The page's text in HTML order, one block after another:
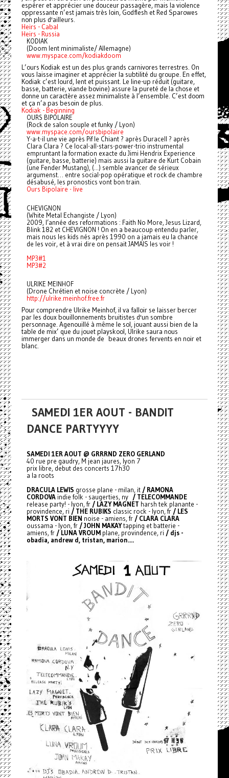
espérer et apprécier une douceur passagère, mais la violence
oppressante n’est jamais très loin, Godflesh et Red Sparowes
non plus d'ailleurs.
Heirs - Cabal
Heirs - Russia
KODIAK
(Doom lent minimaliste/ Allemagne)
www.myspace.com/kodiakdoom
L’ours Kodiak est un des plus grands carnivores terrestres. On
vous laisse imaginer et apprécier la subtilité du groupe. En effet,
Kodiak c’est lourd, lent et puissant. Le line-up réduit (guitare,
basse, batterie, viande bovine) assure la pureté de la chose et
donne un caractère assez minimaliste à l’ensemble. C’est doom
et ça n’a pas besoin de plus.
Kodiak - Beginning
OURS BIPOLAIRE
(Rock de salon souple et funky / Lyon)
www.myspace.com/oursbipolaire
Y-a-t-il une vie après Pif le Chiant ? après Duracell ? après
Clara Clara ? Ce local-all-stars-power-trio instrumental
empruntant la formation exacte du Jimi Hendrix Experience
(guitare, basse, batterie) mais aussi la guitare de Kurt Cobain
(une Fender Mustang), (...) semble avancer de sérieux
argumenst… entre social-pop opératique et rock de chambre
désabusé, les pronostics vont bon train.
Ours Bipolaire - live
CHEVIGNON
(White Metal Echangiste / Lyon)
2009, l’année des reformations : Faith No More, Jesus Lizard,
Blink 182 et CHEVIGNON ! On en a beaucoup entendu parler,
mais nous les kids nés après 1990 on a jamais eu la chance
de les voir, et à vrai dire on pensait JAMAIS les voir !
MP3#1
MP3#2
ULRIKE MEINHOF
(Drone Chrétien et noise concrète / Lyon)
http://ulrike.meinhof.free.fr
Pour comprendre Ulrike Meinhof, il va falloir se laisser bercer
par les doux bouillonnements bruitistes d'un sombre
personnage. Agenouillé à même le sol, jouant aussi bien de la
table de mix’ que du jouet playskool, Ulrike saura nous
immerger dans un monde de beaux drones fervents en noir et
blanc.
SAMEDI 1ER AOUT - BANDIT
DANCE PARTYYYY
SAMEDI 1ER AOUT @ GRRRND ZERO GERLAND
40 rue pre gaudry, M jean jaures, lyon 7
prix libre, debut des concerts 17h30
a la roots
DRACULA LEWIS grosse plane - milan, it / RAMONA
CORDOVA indie folk - saugerties, ny / TELECOMMANDE
release party! - lyon, fr / LAZY MAGNET harsh tek planante -
provindence, ri / THE RUBIKS classic rock - lyon, fr/ LES
MORTS VONT BIEN noise - amiens, fr / CLARA CLARA
oussama - lyon, fr / JOHN MAKAYtapping et batterie -
amiens, fr / LUNA VROUMplane, provindence, ri / djs -
obadia, andrew d, tristan, marion....